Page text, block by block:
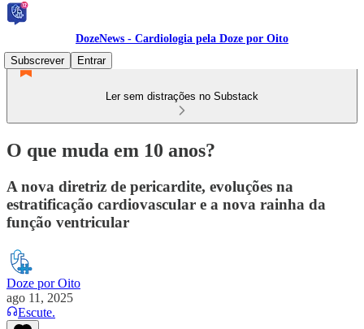
DozeNews - Cardiologia pela Doze por Oito
Subscrever
Entrar
Ler sem distrações no Substack
O que muda em 10 anos?
A nova diretriz de pericardite, evoluções na
estratificação cardiovascular e a nova rainha da
função ventricular
Doze por Oito
ago 11, 2025
Escute.